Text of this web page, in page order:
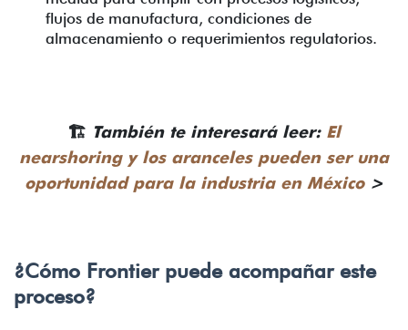
flujos de manufactura, condiciones de
almacenamiento o requerimientos regulatorios.
🏗️ También te interesará leer: El
nearshoring y los aranceles pueden ser una
oportunidad para la industria en México>
¿Cómo Frontier puede acompañar este
proceso?